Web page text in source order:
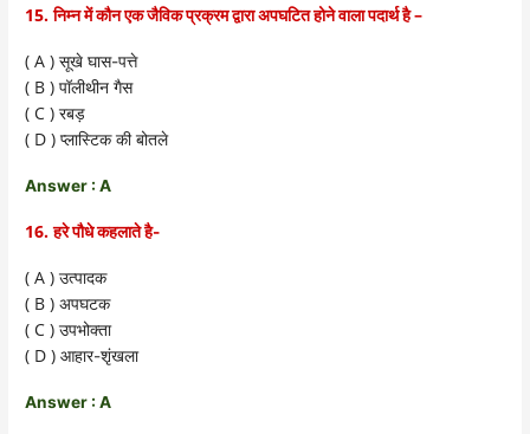
15.निम्न में कौन एक जैविक प्रक्रम द्वारा अपघटित होने वाला पदार्थ है–
( A )सूखे घास-पत्ते
( B )पॉलीथीन गैस
( C )रबड़
( D )प्लास्टिक की बोतले
Answer : A
16.हरे पौधे कहलाते है-
( A )उत्पादक
( B )अपघटक
( C )उपभोक्ता
( D )आहार-शृंखला
Answer : A